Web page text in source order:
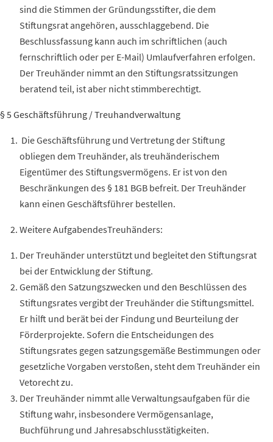
sind die Stimmen der Gründungsstifter, die dem
Stiftungsrat angehören, ausschlaggebend. Die
Beschlussfassung kann auch im schriftlichen (auch
fernschriftlich oder per E-Mail) Umlaufverfahren erfolgen.
DerTreuhänder nimmt an den Stiftungsratssitzungen
beratend teil, ist aber nicht stimmberechtigt.
§ 5 Geschäftsführung / Treuhandverwaltung
Die Geschäftsführung und Vertretungder Stiftung
obliegen dem Treuhänder, als treuhänderischem
Eigentümer des Stiftungsvermögens. Er ist von den
Beschränkungen des § 181 BGB befreit. DerTreuhänder
kann einen Geschäftsführer bestellen.
WeitereAufgabendesTreuhänders:
DerTreuhänder unterstützt und begleitet den Stiftungsrat
bei der Entwicklung der Stiftung.
Gemäß den Satzungszwecken und den Beschlüssen des
Stiftungsrates vergibt derTreuhänderdie Stiftungsmittel.
Er hilft und berät bei der Findung und Beurteilung der
Förderprojekte. Sofern die Entscheidungen des
Stiftungsrates gegen satzungsgemäße Bestimmungen oder
gesetzlicheVorgaben verstoßen, steht dem Treuhänderein
Vetorechtzu.
DerTreuhänder nimmt alle Verwaltungsaufgaben für die
Stiftungwahr, insbesondere Vermögensanlage,
Buchführung und Jahresabschlusstätigkeiten.